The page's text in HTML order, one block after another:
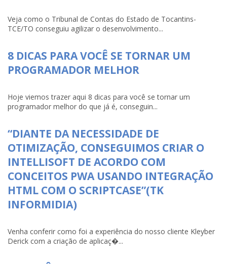
Veja como o Tribunal de Contas do Estado de Tocantins-
TCE/TO conseguiu agilizar o desenvolvimento...
8 DICAS PARA VOCÊ SE TORNAR UM
PROGRAMADOR MELHOR
Hoje viemos trazer aqui 8 dicas para você se tornar um
programador melhor do que já é, conseguin...
“DIANTE DA NECESSIDADE DE
OTIMIZAÇÃO, CONSEGUIMOS CRIAR O
INTELLISOFT DE ACORDO COM
CONCEITOS PWA USANDO INTEGRAÇÃO
HTML COM O SCRIPTCASE”(TK
INFORMIDIA)
Venha conferir como foi a experiência do nosso cliente Kleyber
Derick com a criação de aplicaç�...